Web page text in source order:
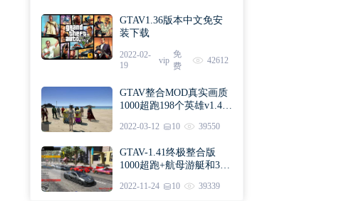
GTAV1.36版本中文免安
装下载
2022-02-
19
vip
免
费
42612
GTAV整合MOD真实画质
1000超跑198个英雄v1.41
2022-03-12 10 39550
GTAV-1.41终极整合版
1000超跑+航母游艇和300
2022-11-24 10 39339